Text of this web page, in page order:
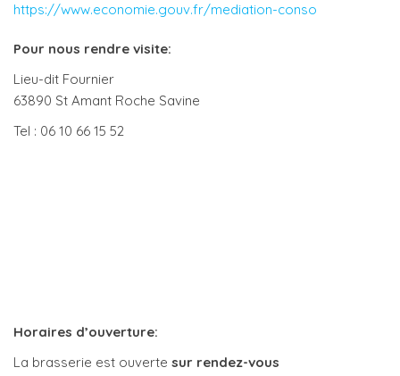
https://www.economie.gouv.fr/mediation-conso
Pour nous rendre visite:
Lieu-dit Fournier
63890 St Amant Roche Savine
Tel : 06 10 66 15 52
Horaires d’ouverture:
La brasserie est ouverte sur rendez-vous